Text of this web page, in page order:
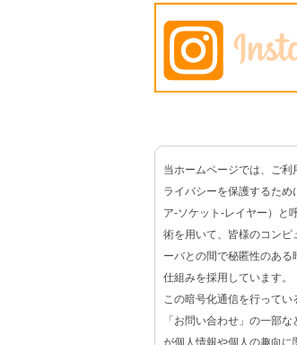
当ホームページでは、ご利
ライバシーを保護するため
ア-ソケット-レイヤー）と
術を用いて、皆様のコンピ
ーバとの間で秘匿性のある
仕組みを採用しています。
この暗号化通信を行ってい
「お問い合わせ」の一部
が個人情報や個人の趣向に